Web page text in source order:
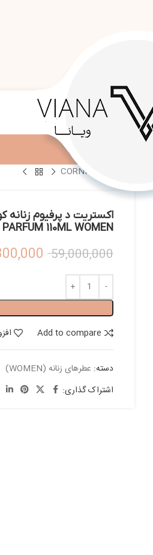
110ML WOMEN
59,000,000
Add to compare
دسته: عطرهای زنانه (WOMEN)
اشتراک گذاری: